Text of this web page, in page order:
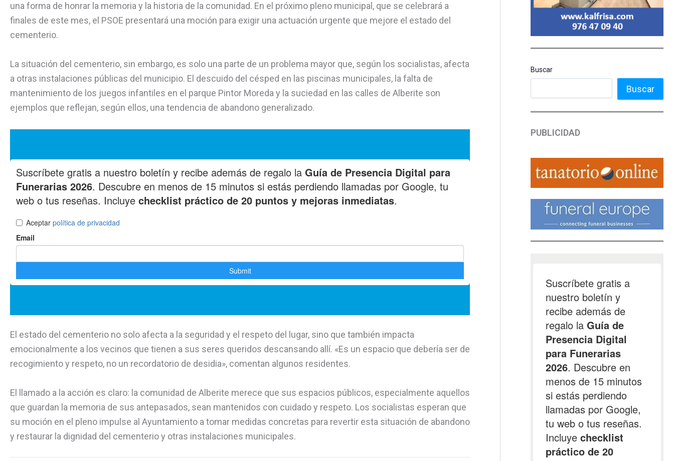
una forma de honrar la memoria y la historia de la comunidad. En el próximo pleno municipal, que se celebrará a
finales de este mes, el PSOE presentará una moción para exigir una actuación urgente que mejore el estado del
cementerio.
La situación del cementerio, sin embargo, es solo una parte de un problema mayor que, según los socialistas, afecta
a otras instalaciones públicas del municipio. El descuido del césped en las piscinas municipales, la falta de
mantenimiento de los juegos infantiles en el parque Pintor Moreda y la suciedad en las calles de Alberite son
ejemplos que reflejan, según ellos, una tendencia de abandono generalizado.
El estado del cementerio no solo afecta a la seguridad y el respeto del lugar, sino que también impacta
emocionalmente a los vecinos que tienen a sus seres queridos descansando allí. «Es un espacio que debería ser de
recogimiento y respeto, no un recordatorio de desidia», comentan algunos residentes.
El llamado a la acción es claro: la comunidad de Alberite merece que sus espacios públicos, especialmente aquellos
que guardan la memoria de sus antepasados, sean mantenidos con cuidado y respeto. Los socialistas esperan que
su moción en el pleno impulse al Ayuntamiento a tomar medidas concretas para revertir esta situación de abandono
y restaurar la dignidad del cementerio y otras instalaciones municipales.
Buscar
Buscar
PUBLICIDAD